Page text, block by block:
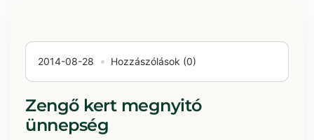
2014-08-28 Hozzászólások (0)
Zengő kert megnyitó
ünnepség